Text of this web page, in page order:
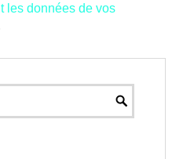
les données de vos